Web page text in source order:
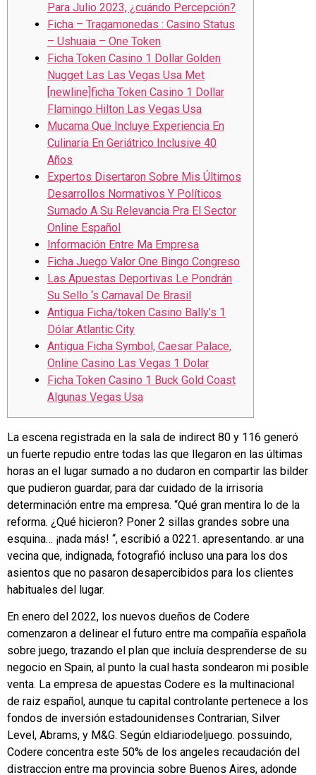
Para Julio 2023, ¿cuándo Percepción?
Ficha – Tragamonedas : Casino Status
– Ushuaia – One Token
Ficha Token Casino 1 Dollar Golden
Nugget Las Las Vegas Usa Met
[newline]ficha Token Casino 1 Dollar
Flamingo Hilton Las Vegas Usa
Mucama Que Incluye Experiencia En
Culinaria En Geriátrico Inclusive 40
Años
Expertos Disertaron Sobre Mis Últimos
Desarrollos Normativos Y Políticos
Sumado A Su Relevancia Pra El Sector
Online Español
Información Entre Ma Empresa
Ficha Juego Valor One Bingo Congreso
Las Apuestas Deportivas Le Pondrán
Su Sello ‘s Carnaval De Brasil
Antigua Ficha/token Casino Bally’s 1
Dólar Atlantic City
Antigua Ficha Symbol, Caesar Palace,
Online Casino Las Vegas 1 Dolar
Ficha Token Casino 1 Buck Gold Coast
Algunas Vegas Usa
La escena registrada en la sala de indirect 80 y 116 generó
un fuerte repudio entre todas las que llegaron en las últimas
horas an el lugar sumado a no dudaron en compartir las bilder
que pudieron guardar, para dar cuidado de la irrisoria
determinación entre ma empresa. “Qué gran mentira lo de la
reforma. ¿Qué hicieron? Poner 2 sillas grandes sobre una
esquina… ¡nada más! “, escribió a 0221. apresentando. ar una
vecina que, indignada, fotografió incluso una para los dos
asientos que no pasaron desapercibidos para los clientes
habituales del lugar.
En enero del 2022, los nuevos dueños de Codere
comenzaron a delinear el futuro entre ma compañía española
sobre juego, trazando el plan que incluía desprenderse de su
negocio en Spain, al punto la cual hasta sondearon mi posible
venta. La empresa de apuestas Codere es la multinacional
de raiz español, aunque tu capital controlante pertenece a los
fondos de inversión estadounidenses Contrarian, Silver
Level, Abrams, y M&G. Según eldiariodeljuego. possuindo,
Codere concentra este 50% de los angeles recaudación del
distraccion entre ma provincia sobre Buenos Aires, adonde